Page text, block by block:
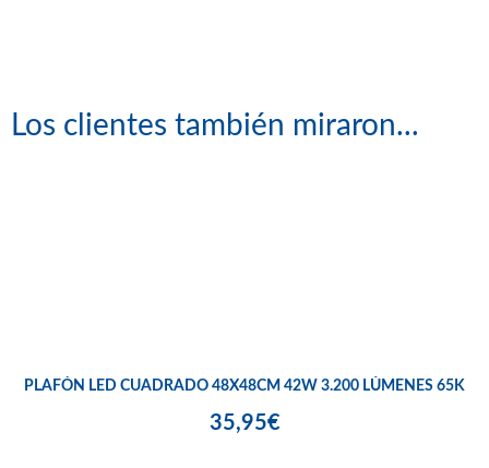
Los clientes también miraron...
PLAFÓN LED CUADRADO 48X48CM 42W 3.200 LÚMENES 65K
35,95€